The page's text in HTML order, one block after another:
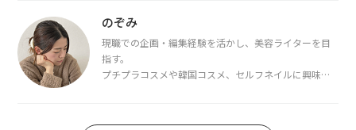
断・骨格診断によるイメージコンサルティングも行っ
のぞみ
現職での企画・編集経験を活かし、美容ライターを目
指す。
プチプラコスメや韓国コスメ、セルフネイルに興味が
日本化粧品検定1級保有。